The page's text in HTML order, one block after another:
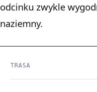
odcinku zwykle
naziemny.
TRASA